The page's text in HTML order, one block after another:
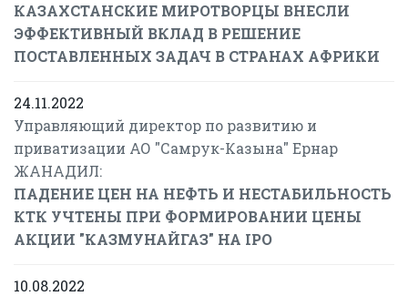
КАЗАХСТАНСКИЕ МИРОТВОРЦЫ ВНЕСЛИ
ЭФФЕКТИВНЫЙ ВКЛАД В РЕШЕНИЕ
ПОСТАВЛЕННЫХ ЗАДАЧ В СТРАНАХ АФРИКИ
24.11.2022
Управляющий директор по развитию и
приватизации АО "Самрук-Казына" Ернар
ЖАНАДИЛ:
ПАДЕНИЕ ЦЕН НА НЕФТЬ И НЕСТАБИЛЬНОСТЬ
КТК УЧТЕНЫ ПРИ ФОРМИРОВАНИИ ЦЕНЫ
АКЦИИ "КАЗМУНАЙГАЗ" НА IPO
10.08.2022